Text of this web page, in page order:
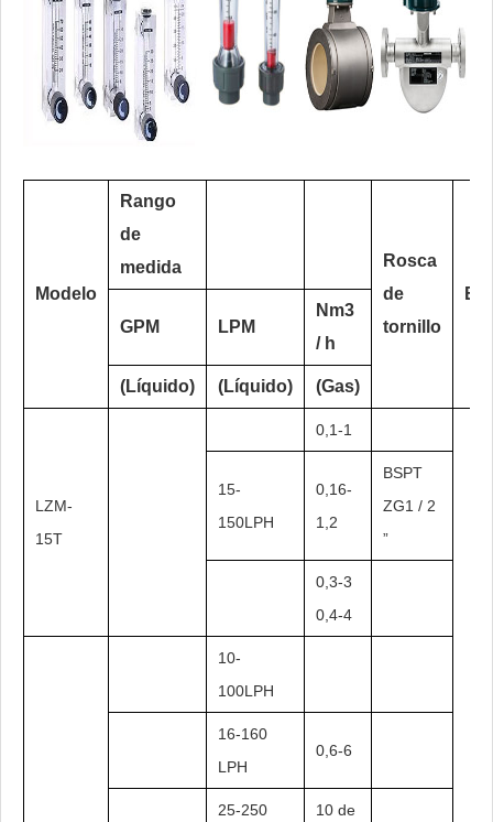
Modelo
Rango
de
medida
Rosca
de
tornillo
GPM
LPM
Nm3
/ h
(Líquido) (Líquido) (Gas)
LZM-
15T
0,1-1
15-
150LPH
0,16-
1,2
BSPT
ZG1 / 2
”
0,3-3
0,4-4
10-
100LPH
16-160
LPH
0,6-6
25-250 10 de